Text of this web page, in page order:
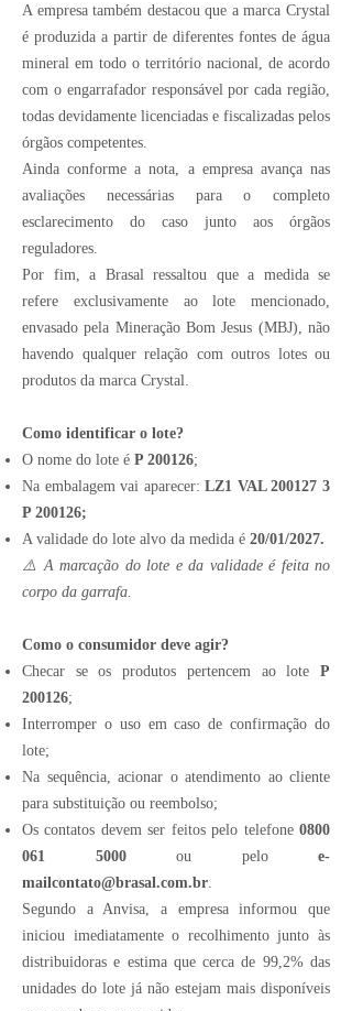
A empresa também destacou que a marca Crystal
é produzida a partir de diferentes fontes de água
mineral em todo o território nacional, de acordo
com o engarrafador responsável por cada região,
todas devidamente licenciadas e fiscalizadas pelos
órgãos competentes.
Ainda conforme a nota, a empresa avança nas
avaliações necessárias para o completo
esclarecimento do caso junto aos órgãos
reguladores.
Por fim, a Brasal ressaltou que a medida se
refere exclusivamente ao lote mencionado,
envasado pela Mineração Bom Jesus (MBJ), não
havendo qualquer relação com outros lotes ou
produtos da marca Crystal.
Como identificar o lote?
O nome do lote é P 200126;
Na embalagem vai aparecer:LZ1 VAL200127 3
P 200126;
A validade do lote alvo da medida é 20/01/2027.
⚠️ A marcação do lote e da validade é feita no
corpo da garrafa.
Como o consumidor deve agir?
Checar se os produtos pertencem ao lote P
200126;
Interromper o uso em caso de confirmação do
lote;
Na sequência, acionar o atendimento ao cliente
para substituição ou reembolso;
Os contatos devem ser feitos pelo telefone 0800
061 5000ou pelo e-
mailcontato@brasal.com.br
Segundo a Anvisa, a empresa informou que
iniciou imediatamente o recolhimento junto às
distribuidoras e estima que cerca de 99,2% das
unidades do lote já não estejam mais disponíveis